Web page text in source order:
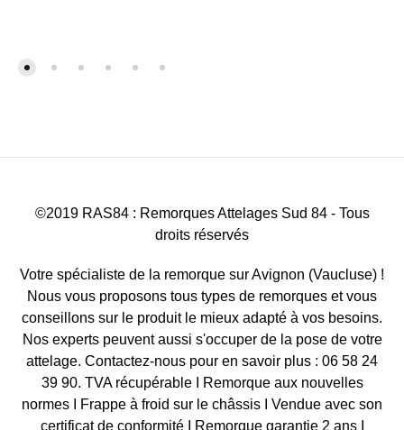
Votre spécialiste de la remorque sur Avignon (Vaucluse) !
Nous vous proposons tous types de remorques et vous
conseillons sur le produit le mieux adapté à vos besoins.
Nos experts peuvent aussi s'occuper de la pose de votre
attelage. Contactez-nous pour en savoir plus : 06 58 24
39 90. TVA récupérable I Remorque aux nouvelles
normes I Frappe à froid sur le châssis I Vendue avec son
certificat de conformité I Remorque garantie 2 ans I
©2019 RAS84 : Remorques Attelages Sud 84 - Tous
droits réservés